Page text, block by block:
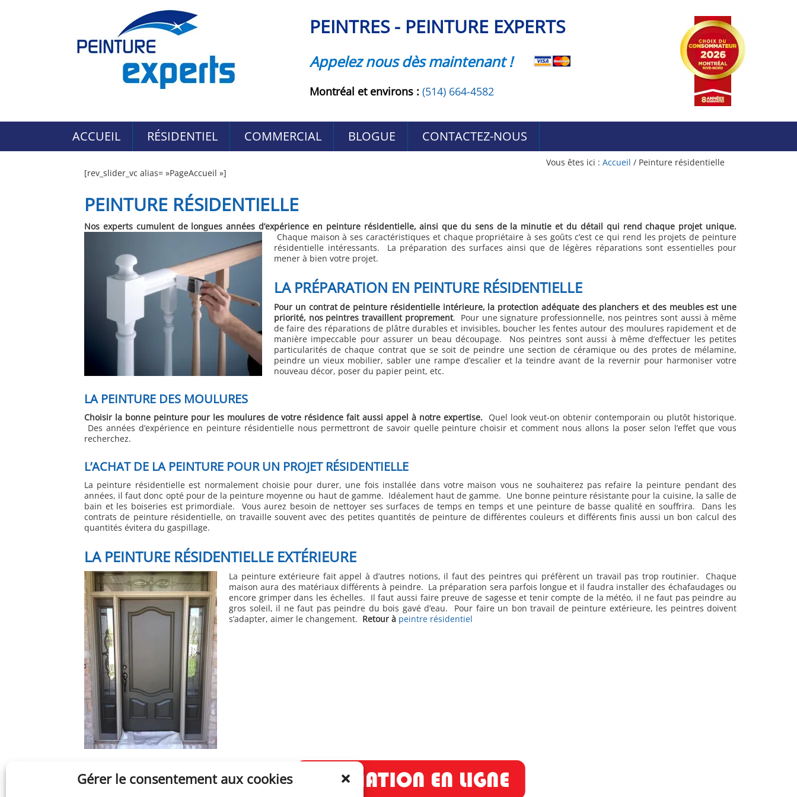
Gérer le consentement aux cookies
PEINTRES - PEINTURE EXPERTS
Appelez nous dès maintenant !
Montréal et environs : (514) 664-4582
ACCUEIL RÉSIDENTIEL COMMERCIAL BLOGUE CONTACTEZ-NOUS
Vous êtes ici : Accueil / Peinture résidentielle
[rev_slider_vc alias= »PageAccueil »]
PEINTURE RÉSIDENTIELLE
Nos experts cumulent de longues années d’expérience en peinture résidentielle, ainsi que du sens de la minutie et du détail qui rend chaque projet unique.
Chaque maison à ses caractéristiques et chaque propriétaire à ses goûts c’est ce qui rend les projets de peinture
résidentielle intéressants. La préparation des surfaces ainsi que de légères réparations sont essentielles pour
mener à bien votre projet.
LA PRÉPARATION EN PEINTURE RÉSIDENTIELLE
Pour un contrat de peinture résidentielle intérieure, la protection adéquate des planchers et des meubles est une
priorité, nos peintres travaillent proprement. Pour une signature professionnelle, nos peintres sont aussi à même
de faire des réparations de plâtre durables et invisibles, boucher les fentes autour des moulures rapidement et de
manière impeccable pour assurer un beau découpage. Nos peintres sont aussi à même d’effectuer les petites
particularités de chaque contrat que se soit de peindre une section de céramique ou des protes de mélamine,
peindre un vieux mobilier, sabler une rampe d’escalier et la teindre avant de la revernir pour harmoniser votre
nouveau décor, poser du papier peint, etc.
LA PEINTURE DES MOULURES
Choisir la bonne peinture pour les moulures de votre résidence fait aussi appel à notre expertise. Quel look veut-on obtenir contemporain ou plutôt historique.
Des années d’expérience en peinture résidentielle nous permettront de savoir quelle peinture choisir et comment nous allons la poser selon l’effet que vous
recherchez.
L’ACHAT DE LA PEINTURE POUR UN PROJET RÉSIDENTIELLE
La peinture résidentielle est normalement choisie pour durer, une fois installée dans votre maison vous ne souhaiterez pas refaire la peinture pendant des
années, il faut donc opté pour de la peinture moyenne ou haut de gamme. Idéalement haut de gamme. Une bonne peinture résistante pour la cuisine, la salle de
bain et les boiseries est primordiale. Vous aurez besoin de nettoyer ses surfaces de temps en temps et une peinture de basse qualité en souffrira. Dans les
contrats de peinture résidentielle, on travaille souvent avec des petites quantités de peinture de différentes couleurs et différents finis aussi un bon calcul des
quantités évitera du gaspillage.
LA PEINTURE RÉSIDENTIELLE EXTÉRIEURE
La peinture extérieure fait appel à d’autres notions, il faut des peintres qui préfèrent un travail pas trop routinier. Chaque
maison aura des matériaux différents à peindre. La préparation sera parfois longue et il faudra installer des échafaudages ou
encore grimper dans les échelles. Il faut aussi faire preuve de sagesse et tenir compte de la météo, il ne faut pas peindre au
gros soleil, il ne faut pas peindre du bois gavé d’eau. Pour faire un bon travail de peinture extérieure, les peintres doivent
s’adapter, aimer le changement. Retour à peintre résidentiel